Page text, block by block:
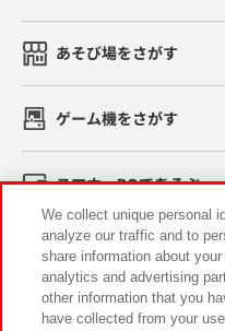
あそび場をさがす
ゲーム機をさがす
スマホ・PCであそぶ
イベント・キャンペーン
We collect unique personal
analyze our traffic and to
share information about
analytics and advertising
other information that you
have collected from your